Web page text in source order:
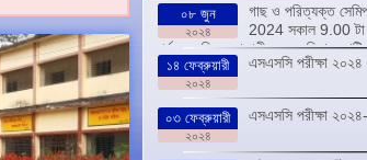
০৮ জুন
২০২৪
গাছ ও পরিত্যক্ত
2024 সকাল 9.00
পর্যন্ত অফিস চলাকালীন সময়ে নিলাম
১৪ ফেব্রুয়ারী
২০২৪
এসএসসি পরীক্ষা
০৩ ফেব্রুয়ারী
২০২৪
এসএসসি পরীক্ষা